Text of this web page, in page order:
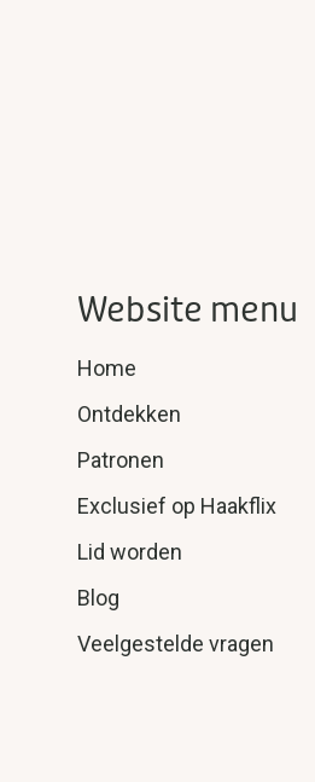
Website menu
Home
Ontdekken
Patronen
Exclusief op Haakflix
Lid worden
Blog
Veelgestelde vragen